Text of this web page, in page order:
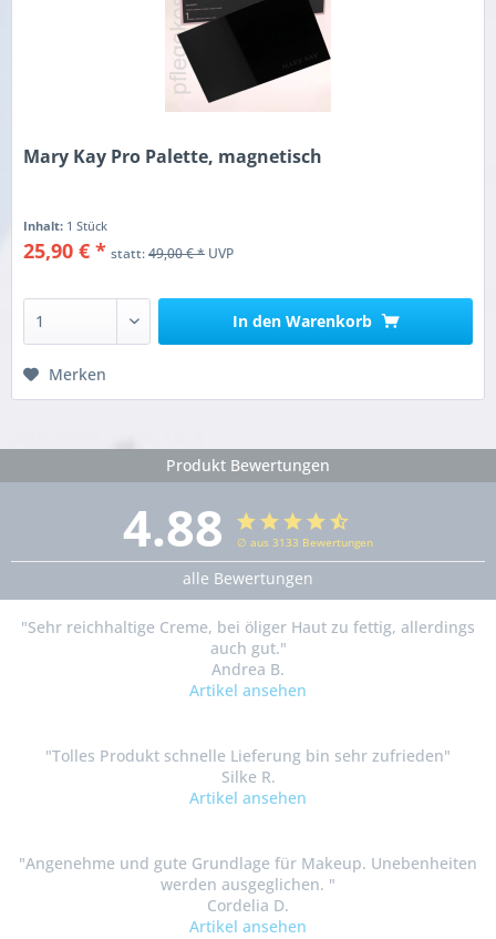
Mary Kay Pro Palette, magnetisch
Inhalt: 1 Stück
25,90 € * statt:49,00 € *UVP
In den Warenkorb
Merken
Produkt Bewertungen
4.88 ∅ aus 3133 Bewertungen
alle Bewertungen
"Sehr reichhaltige Creme, bei öliger Haut zu fettig, allerdings
auch gut."
Andrea B.
Artikel ansehen
"Tolles Produkt schnelle Lieferung bin sehr zufrieden"
Silke R.
Artikel ansehen
"Angenehme und gute Grundlage für Makeup. Unebenheiten
werden ausgeglichen. "
Cordelia D.
Artikel ansehen